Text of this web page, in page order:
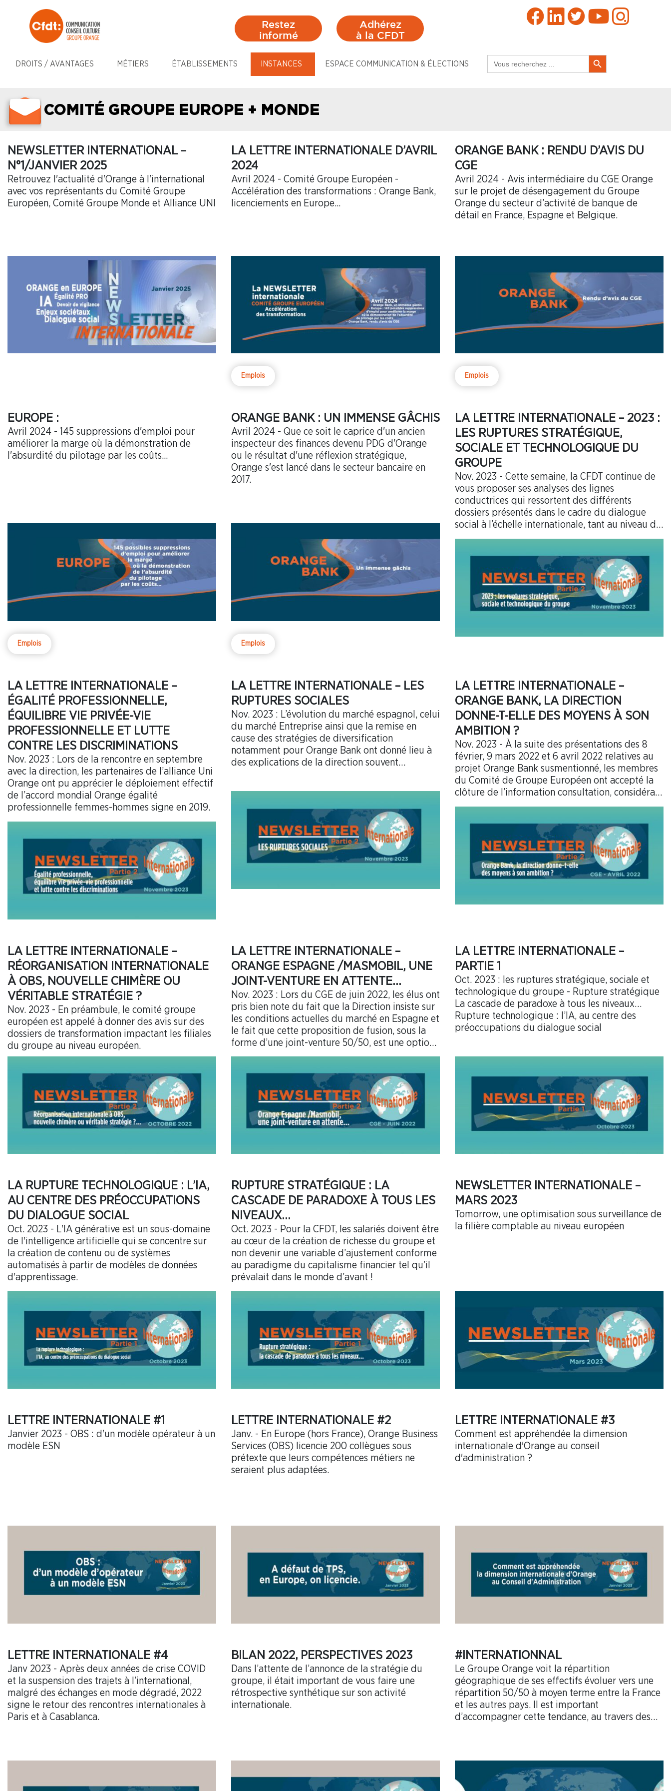
Restez
informé
Adhérez
à la CFDT
DROITS / AVANTAGES MÉTIERS ÉTABLISSEMENTS INSTANCES ESPACE COMMUNICATION & ÉLECTIONS
for:
Search Button
COMITÉ GROUPE EUROPE + MONDE
NEWSLETTER INTERNATIONAL –
N°1/JANVIER 2025
Retrouvez l'actualité d'Orange à l'international
avec vos représentants du Comité Groupe
Européen, Comité Groupe Monde et Alliance UNI
LA LETTRE INTERNATIONALE D’AVRIL
2024
Avril 2024 - Comité Groupe Européen -
Accélération des transformations : Orange Bank,
licenciements en Europe...
Emplois
ORANGE BANK : RENDU D’AVIS DU
CGE
Avril 2024 - Avis intermédiaire du CGE Orange
sur le projet de désengagement du Groupe
Orange du secteur d’activité de banque de
détail en France, Espagne et Belgique.
Emplois
EUROPE :
Avril 2024 - 145 suppressions d'emploi pour
améliorer la marge où la démonstration de
l'absurdité du pilotage par les coûts...
Emplois
ORANGE BANK : UN IMMENSE GÂCHIS
Avril 2024 - Que ce soit le caprice d'un ancien
inspecteur des finances devenu PDG d'Orange
ou le résultat d'une réflexion stratégique,
Orange s'est lancé dans le secteur bancaire en
2017.
Emplois
LA LETTRE INTERNATIONALE – 2023 :
LES RUPTURES STRATÉGIQUE,
SOCIALE ET TECHNOLOGIQUE DU
GROUPE
Nov. 2023 - Cette semaine, la CFDT continue de
vous proposer ses analyses des lignes
conductrices qui ressortent des différents
dossiers présentés dans le cadre du dialogue
social à l’échelle internationale, tant au niveau du
groupe (Europe et Monde) qu’au travers de la
LA LETTRE INTERNATIONALE –
ÉGALITÉ PROFESSIONNELLE,
ÉQUILIBRE VIE PRIVÉE-VIE
PROFESSIONNELLE ET LUTTE
CONTRE LES DISCRIMINATIONS
Nov. 2023 : Lors de la rencontre en septembre
avec la direction, les partenaires de l’alliance Uni
Orange ont pu apprécier le déploiement effectif
de l’accord mondial Orange égalité
professionnelle femmes-hommes signe en 2019.
LA LETTRE INTERNATIONALE – LES
RUPTURES SOCIALES
Nov. 2023 : L’évolution du marché espagnol, celui
du marché Entreprise ainsi que la remise en
cause des stratégies de diversification
notamment pour Orange Bank ont donné lieu à
des explications de la direction souvent
Bank).
LA LETTRE INTERNATIONALE –
ORANGE BANK, LA DIRECTION
DONNE-T-ELLE DES MOYENS À SON
AMBITION ?
Nov. 2023 - À la suite des présentations des 8
février, 9 mars 2022 et 6 avril 2022 relatives au
projet Orange Bank susmentionné, les membres
du Comité de Groupe Européen ont accepté la
clôture de l’information consultation, considérant
que la Direction d’Orange acceptait en séance les
LA LETTRE INTERNATIONALE –
RÉORGANISATION INTERNATIONALE
À OBS, NOUVELLE CHIMÈRE OU
VÉRITABLE STRATÉGIE ?
Nov. 2023 - En préambule, le comité groupe
européen est appelé à donner des avis sur des
dossiers de transformation impactant les filiales
du groupe au niveau européen.
LA LETTRE INTERNATIONALE –
ORANGE ESPAGNE /MASMOBIL, UNE
JOINT-VENTURE EN ATTENTE…
Nov. 2023 : Lors du CGE de juin 2022, les élus ont
pris bien note du fait que la Direction insiste sur
les conditions actuelles du marché en Espagne et
le fait que cette proposition de fusion, sous la
forme d’une joint-venture 50/50, est une option
défensive, sur un marché très concurrentiel, qui
permettant de maintenir la présence d’Orange
en Espagne.
LA LETTRE INTERNATIONALE –
PARTIE 1
Oct. 2023 : les ruptures stratégique, sociale et
technologique du groupe - Rupture stratégique
La cascade de paradoxe à tous les niveaux…
Rupture technologique : l’IA, au centre des
préoccupations du dialogue social
LA RUPTURE TECHNOLOGIQUE : L’IA,
AU CENTRE DES PRÉOCCUPATIONS
DU DIALOGUE SOCIAL
Oct. 2023 - L'IA générative est un sous-domaine
de l'intelligence artificielle qui se concentre sur
la création de contenu ou de systèmes
automatisés à partir de modèles de données
d'apprentissage.
RUPTURE STRATÉGIQUE : LA
CASCADE DE PARADOXE À TOUS LES
NIVEAUX…
Oct. 2023 - Pour la CFDT, les salariés doivent être
au cœur de la création de richesse du groupe et
non devenir une variable d’ajustement conforme
au paradigme du capitalisme financier tel qu’il
prévalait dans le monde d’avant !
NEWSLETTER INTERNATIONALE –
MARS 2023
Tomorrow, une optimisation sous surveillance de
la filière comptable au niveau européen
LETTRE INTERNATIONALE #1
Janvier 2023 - OBS : d'un modèle opérateur à un
modèle ESN
LETTRE INTERNATIONALE #2
Janv. - En Europe (hors France), Orange Business
Services (OBS) licencie 200 collègues sous
prétexte que leurs compétences métiers ne
seraient plus adaptées.
LETTRE INTERNATIONALE #3
Comment est appréhendée la dimension
internationale d'Orange au conseil
d'administration ?
LETTRE INTERNATIONALE #4
Janv 2023 - Après deux années de crise COVID
et la suspension des trajets à l’international,
malgré des échanges en mode dégradé, 2022
signe le retour des rencontres internationales à
Paris et à Casablanca.
BILAN 2022, PERSPECTIVES 2023
Dans l’attente de l’annonce de la stratégie du
groupe, il était important de vous faire une
rétrospective synthétique sur son activité
internationale.
#INTERNATIONNAL
Le Groupe Orange voit la répartition
géographique de ses effectifs évoluer vers une
répartition 50/50 à moyen terme entre la France
et les autres pays. Il est important
d’accompagner cette tendance, au travers des
l’Alliance UNI Orange. Il nous a semblé important
de vous proposer un rapide tour d’horizon des